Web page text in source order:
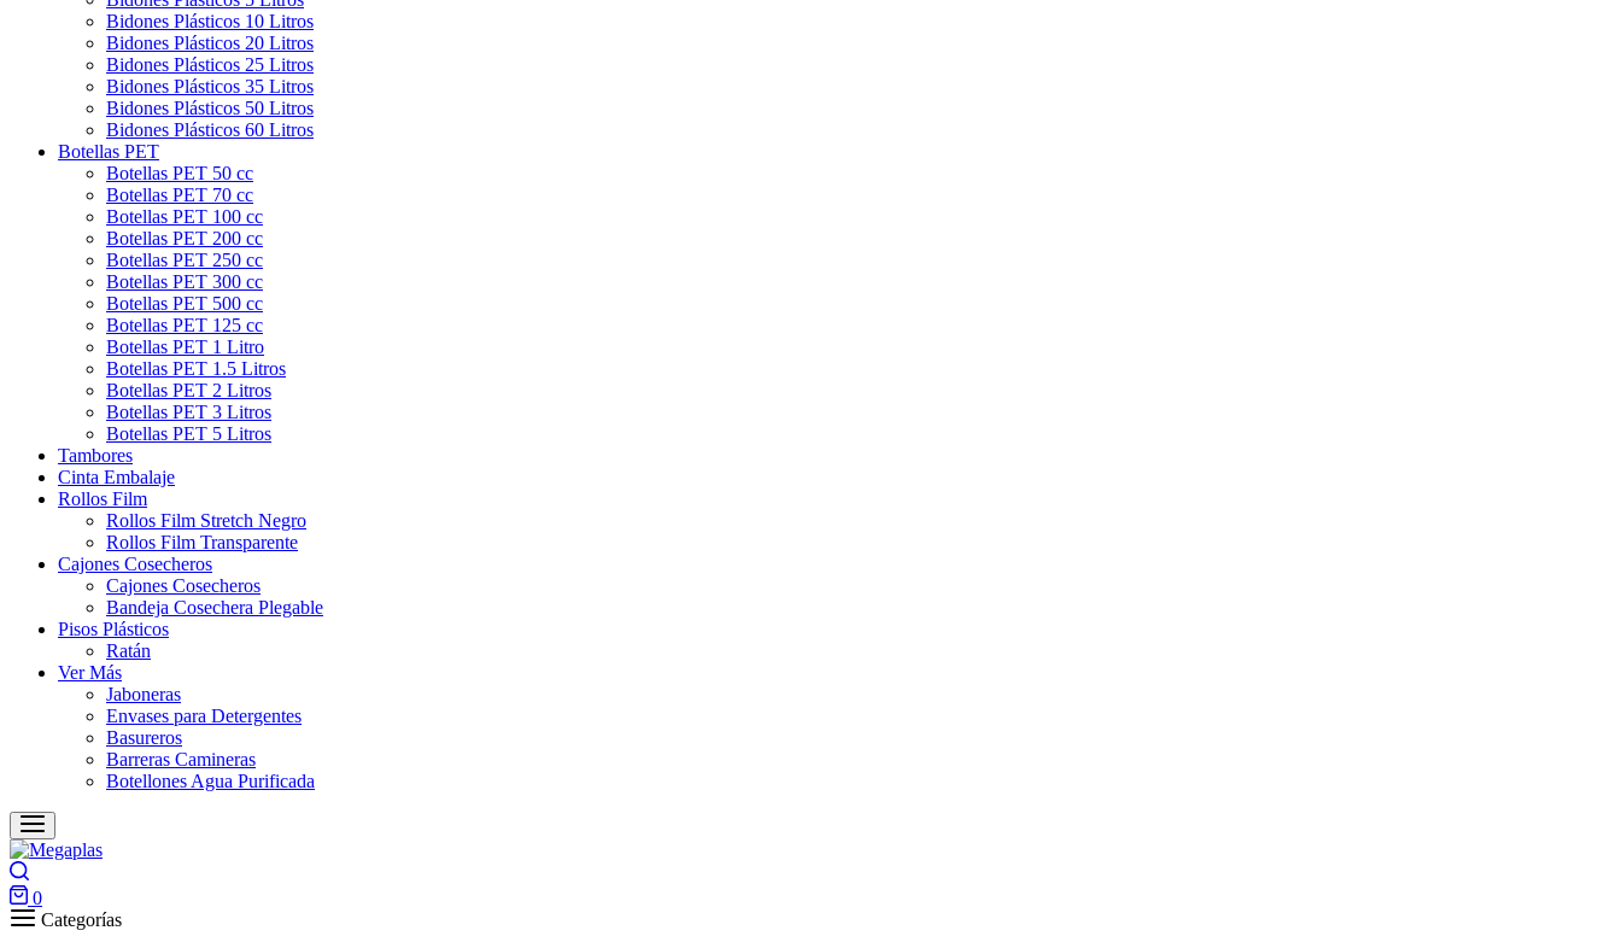
Bidones Plásticos 10 Litros
Bidones Plásticos 20 Litros
Bidones Plásticos 25 Litros
Bidones Plásticos 35 Litros
Bidones Plásticos 50 Litros
Bidones Plásticos 60 Litros
Botellas PET
Botellas PET 50 cc
Botellas PET 70 cc
Botellas PET 100 cc
Botellas PET 200 cc
Botellas PET 250 cc
Botellas PET 300 cc
Botellas PET 500 cc
Botellas PET 125 cc
Botellas PET 1 Litro
Botellas PET 1.5 Litros
Botellas PET 2 Litros
Botellas PET 3 Litros
Botellas PET 5 Litros
Tambores
Cinta Embalaje
Rollos Film
Rollos Film Stretch Negro
Rollos Film Transparente
Cajones Cosecheros
Cajones Cosecheros
Bandeja Cosechera Plegable
Pisos Plásticos
Ratán
Ver Más
Jaboneras
Envases para Detergentes
Basureros
Barreras Camineras
Botellones Agua Purificada
0
Categorías